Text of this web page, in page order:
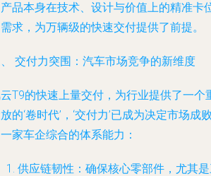
品本身在技术、设计与价值上的精准卡
求，为万辆级的快速交付提供了前提。
交付力突围：汽车市场竞争的新维度
T9的快速上量交付，为行业提供了一个
的‘卷时代’，‘交付力’已成为决定市场
家车企综合的体系能力：
供应链韧性 ：确保核心零部件，尤其